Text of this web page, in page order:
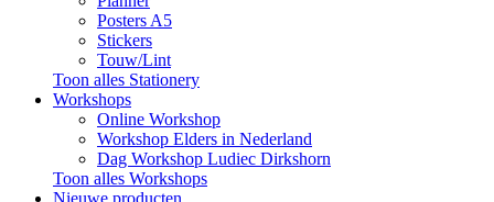
Posters A5
Stickers
Touw/Lint
Toon alles Stationery
Workshops
Online Workshop
Workshop Elders in Nederland
Dag Workshop Ludiec Dirkshorn
Toon alles Workshops
Nieuwe producten